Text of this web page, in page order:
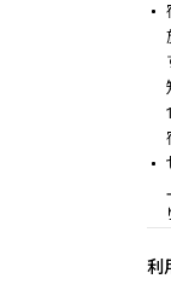
利